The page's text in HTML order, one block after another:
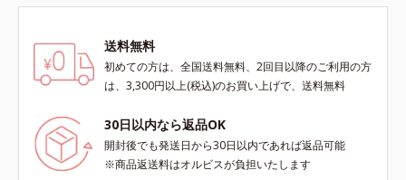
送料無料
初めての方は、全国送料無料、2回目以降のご利用の方
は、3,300円以上(税込)のお買い上げで、送料無料
30日以内なら返品OK
開封後でも発送日から30日以内であれば返品可能
※商品返送料はオルビスが負担いたします